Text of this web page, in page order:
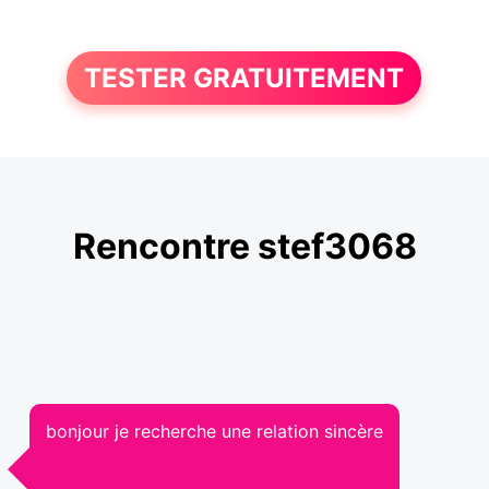
TESTER GRATUITEMENT
Rencontre stef3068
bonjour je recherche une relation sincère